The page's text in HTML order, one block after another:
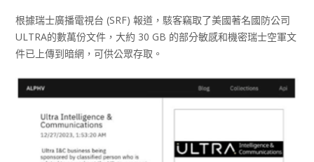
根據瑞士廣播電視台 (SRF) 報道，駭客竊取了美國著名國防公司
ULTRA的數萬份文件，大約 30 GB 的部分敏感和機密瑞士空軍文
件已上傳到暗網，可供公眾存取。